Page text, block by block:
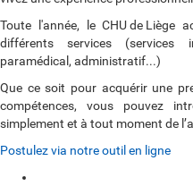
Toute l'année, leCHU de Liège
différents services (services
paramédical, administratif...)
Que ce soit pour acquérir une
compétences, vous pouvez
simplement et à tout moment de
Postulez via notre outil en ligne